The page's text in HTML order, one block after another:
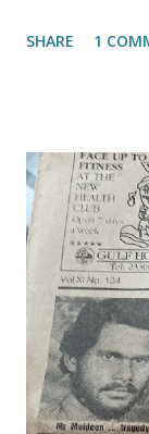
മേഖലകളിൽ
വയലിൽ
സ്റ്റുഡന്റ്
കോഴിക്കോട്
സ്ഥാനം
ജില്ലാ
ഇരുപത്തി
SHARE 1